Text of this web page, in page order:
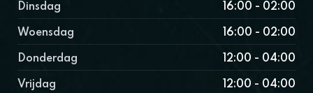
Dinsdag 16:00 - 02:00
Woensdag 16:00 - 02:00
Donderdag 12:00 - 04:00
Vrijdag 12:00 - 04:00